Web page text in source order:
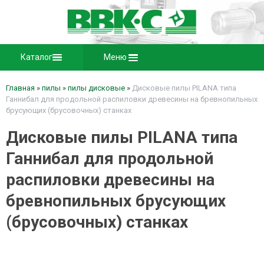
Каталог Меню
Главная » пилы » пилы дисковые » Дисковые пилы PILANA типа
Ганнибал для продольной распиловки древесины на бревнопильных
брусующих (брусовочных) станках
Дисковые пилы PILANA типа
Ганнибал для продольной
распиловки древесины на
бревнопильных брусующих
(брусовочных) станках